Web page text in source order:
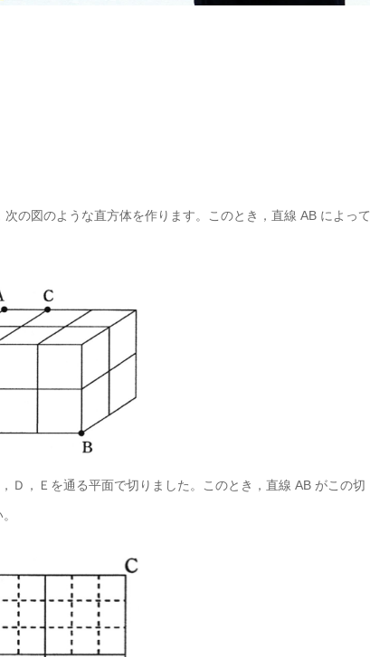
の図のような直方体を作ります。このとき，直線 AB によって
Ｄ，Ｅを通る平面で切りました。このとき，直線 AB がこの切